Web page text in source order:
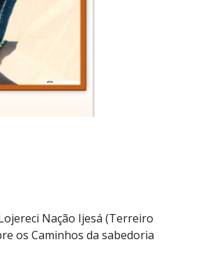
Nação Ijesá (Terreiro
os Caminhos da sabedoria